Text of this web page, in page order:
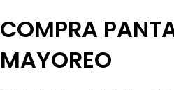
COMPRA
MAYOREO